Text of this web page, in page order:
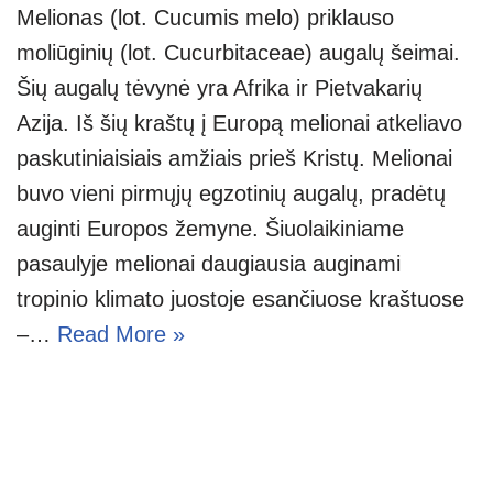
Melionas (lot. Cucumis melo) priklauso
moliūginių (lot. Cucurbitaceae) augalų šeimai.
Šių augalų tėvynė yra Afrika ir Pietvakarių
Azija. Iš šių kraštų į Europą melionai atkeliavo
paskutiniaisiais amžiais prieš Kristų. Melionai
buvo vieni pirmųjų egzotinių augalų, pradėtų
auginti Europos žemyne. Šiuolaikiniame
pasaulyje melionai daugiausia auginami
tropinio klimato juostoje esančiuose kraštuose
–… Read More »